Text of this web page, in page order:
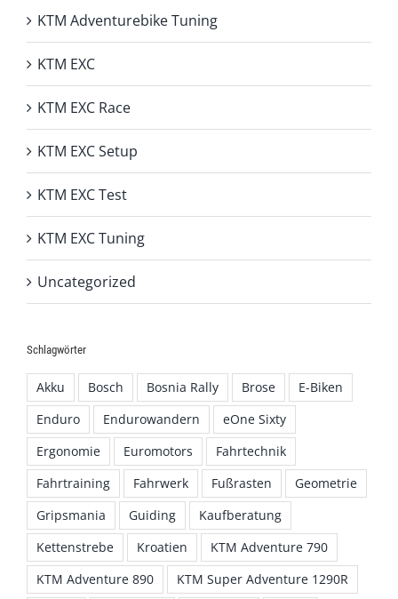
KTM Adventurebike Tuning
KTM EXC
KTM EXC Race
KTM EXC Setup
KTM EXC Test
KTM EXC Tuning
Uncategorized
Schlagwörter
Akku Bosch Bosnia Rally Brose
E-Biken
Enduro
Endurowandern
eOne Sixty
Ergonomie
Euromotors
Fahrtechnik
Fahrtraining
Fahrwerk Fußrasten
Geometrie
Gripsmania
Guiding
Kaufberatung
Kettenstrebe
Kroatien
KTM Adventure 790
KTM Adventure 890
KTM Super Adventure 1290R